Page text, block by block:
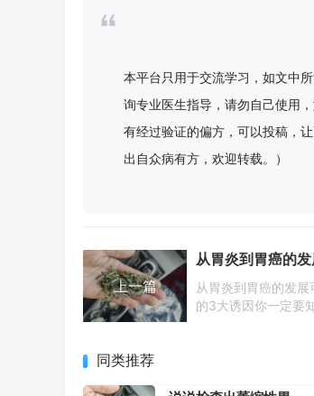
本平台只用于交流学习，如文中
询专业医生指导，请勿自己使用
有经过验证的偏方，可以投稿，
出自众病有方，欢迎转载。）
上一篇
从胃炎到胃癌的发
的3大诱因你一定要
同类推荐